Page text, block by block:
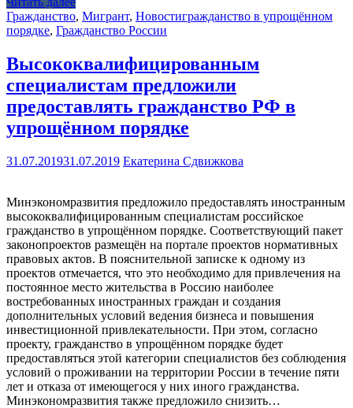
Гражданство, Мигрант, Новостигражданство в упрощённом
порядке, Гражданство России
Высококвалифицированным
специалистам предложили
предоставлять гражданство РФ в
упрощённом порядке
31.07.201931.07.2019 Екатерина Сдвижкова
Минэкономразвития предложило предоставлять иностранным
высококвалифицированным специалистам российское
гражданство в упрощённом порядке. Соответствующий пакет
законопроектов размещён на портале проектов нормативных
правовых актов. В пояснительной записке к одному из
проектов отмечается, что это необходимо для привлечения на
постоянное место жительства в Россию наиболее
востребованных иностранных граждан и создания
дополнительных условий ведения бизнеса и повышения
инвестиционной привлекательности. При этом, согласно
проекту, гражданство в упрощённом порядке будет
предоставляться этой категории специалистов без соблюдения
условий о проживании на территории России в течение пяти
лет и отказа от имеющегося у них иного гражданства.
Минэкономразвития также предложило снизить…